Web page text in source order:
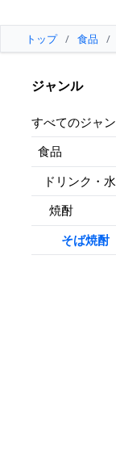
トップ / 食品 /
ジャンル
すべてのジャ
食品
ドリンク・
焼酎
そば焼酎